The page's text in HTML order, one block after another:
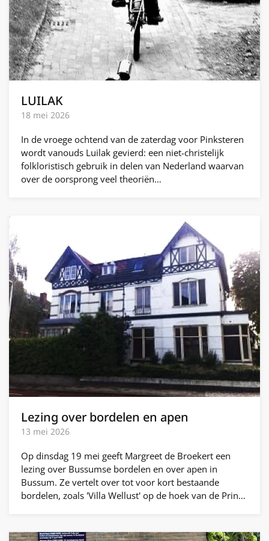
LUILAK
18 mei 2026
In de vroege ochtend van de zaterdag voor Pinksteren
wordt vanouds Luilak gevierd: een niet-christelijk
folkloristisch gebruik in delen van Nederland waarvan
over de oorsprong veel theoriën…
Lezing over bordelen en apen
13 mei 2026
Op dinsdag 19 mei geeft Margreet de Broekert een
lezing over Bussumse bordelen en over apen in
Bussum. Ze vertelt over tot voor kort bestaande
bordelen, zoals 'Villa Wellust' op de hoek van de Prin…